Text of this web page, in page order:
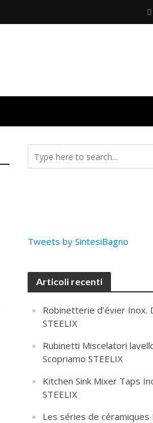
Tweets by SintesiBagno
Articoli recenti
Robinetterie d’évier Inox.
STEELIX
Rubinetti Miscelatori
Scopriamo STEELIX
Kitchen Sink Mixer Taps
STEELIX
Les séries de céramiques